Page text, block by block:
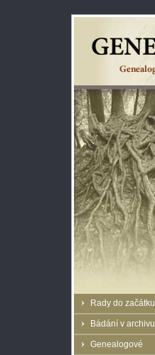
Rady do začátku
Bádání v archivu
Genealogové